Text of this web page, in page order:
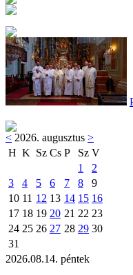
< 2026. augusztus >
H K Sz Cs P Sz V
1
2
3
4 5 6 7 8
9
10 11 12 13 14 15 16
17 18 19 20 21 22 23
24 25 26 27 28 29 30
31
2026.08.14. péntek